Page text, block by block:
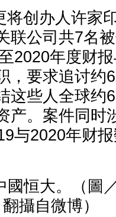
将创办人许家
联公司共7名
2020年度财
，要求追讨约
这些人全球约
产。案件同时
与2020年财